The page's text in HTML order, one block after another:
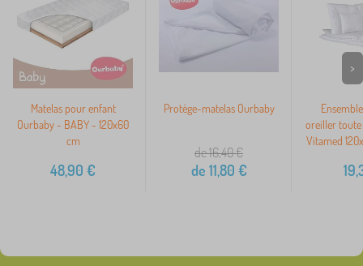
Matelas pour enfant
Ourbaby - BABY - 120x60
cm
48,90 €
Protège-matelas Ourbaby
de 16,40€
de 11,80 €
oreiller toute
Vitamed
>